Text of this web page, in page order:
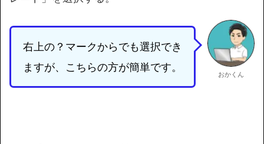
右上の？マークからでも選択でき
ますが、こちらの方が簡単です。
おかくん